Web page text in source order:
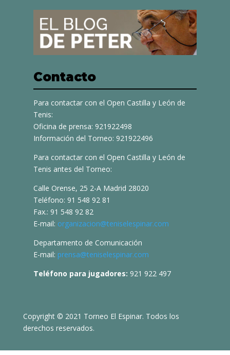
Contacto
Para contactar con el Open Castilla y León de
Tenis:
Oficina de prensa: 921922498
Información del Torneo: 921922496
Para contactar con el Open Castilla y León de
Tenis antes del Torneo:
Calle Orense, 25 2-A Madrid 28020
Teléfono: 91 548 92 81
Fax.: 91 548 92 82
E-mail: organizacion@teniselespinar.com
Departamento de Comunicación
E-mail: prensa@teniselespinar.com
Teléfono para jugadores: 921 922 497
Copyright © 2021 Torneo El Espinar. Todos los
derechos reservados.